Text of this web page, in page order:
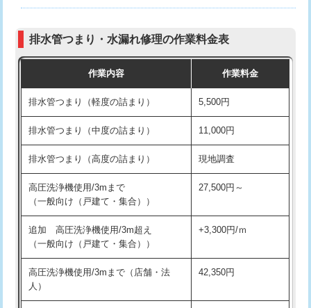
追加人工 16,500円
現場見積
※給水管工事は20mmまでの価格です。
交換・取付（その他部品） 11,000円+材料費
持込商品取付（単水栓） 13,200円
持込商品取付（混合水栓） 16,500円
持込商品取付（浄水器・分岐水栓） 16,500円
給水管工事※（ホール加工) 16,500円
給水管工事※（バンド止め) 3,300円
給水管工事※（支持金具設置)
給水管工事※（保温材使用（バンド止
め込み）)
5,500円
給水管工事※（土の掘削・埋め戻し作
業)
11,000円
排水管つまり・水漏れ修理の作業料金表
作業内容 作業料金
排水管つまり（軽度の詰まり） 5,500円
排水管つまり（中度の詰まり） 11,000円
排水管つまり（高度の詰まり） 現地調査
高圧洗浄機使用/3mまで
（一般向け（戸建て・集合））
27,500円～
追加 高圧洗浄機使用/3m超え
（一般向け（戸建て・集合））
+3,300円/ｍ
高圧洗浄機使用/3mまで（店舗・法
人）
42,350円